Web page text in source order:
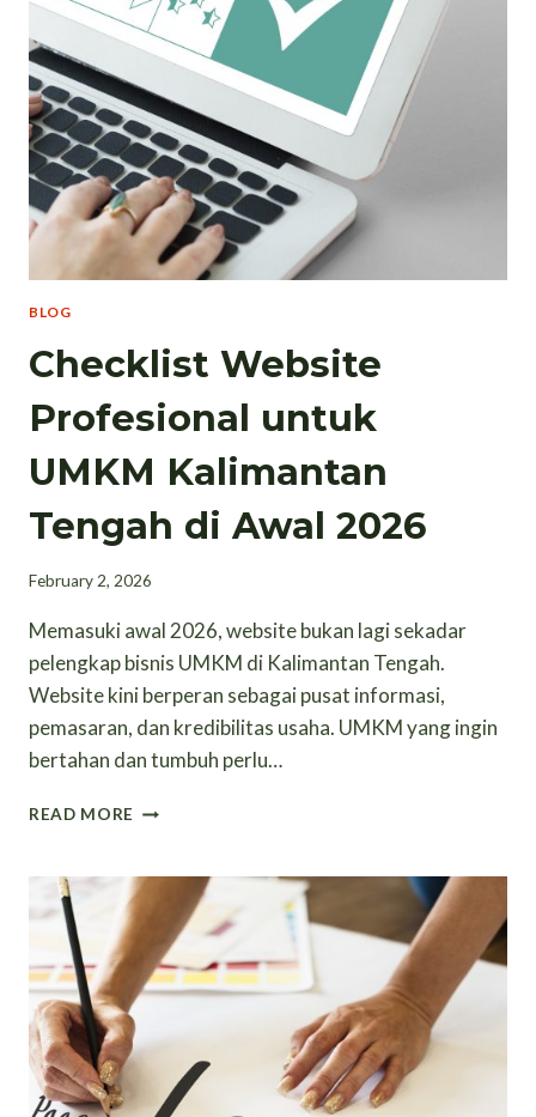
BLOG
Checklist Website
Profesional untuk
UMKM Kalimantan
Tengah di Awal 2026
February 2, 2026
Memasuki awal 2026, website bukan lagi sekadar
pelengkap bisnis UMKM di Kalimantan Tengah.
Website kini berperan sebagai pusat informasi,
pemasaran, dan kredibilitas usaha. UMKM yang ingin
bertahan dan tumbuh perlu…
READ MORE CHECKLIST
UNTUK
KALIMANTAN
TENGAH
DI
AWAL
2026